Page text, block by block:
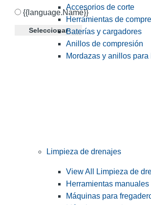
{{language.Name}}
Seleccionar
Accesorios de corte
Herramientas de
Baterías y cargadores
Anillos de compresión
Mordazas y anillos para
Limpieza de drenajes
View All Limpieza de
Herramientas manuales
Máquinas para